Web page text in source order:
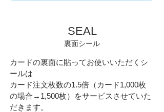
SEAL
​裏面シール
カードの裏面に貼ってお使いいただくシ
ールは
カード注文枚数の1.5倍（カード1,000枚
の場合→1,500枚）をサービスさせていた
だきます。